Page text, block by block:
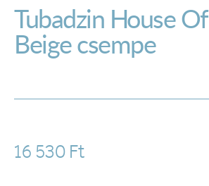
Tubadzin House
Beige csempe
16 530 Ft